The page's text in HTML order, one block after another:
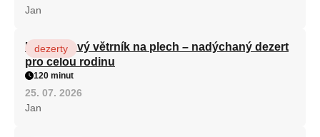
Jan
Karamelový větrník na plech – nadýchaný dezert
pro celou rodinu
dezerty
120 minut
25. 07. 2026
Jan